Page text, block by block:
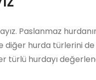
Paslanmaz
diğer hurda türlerini de
türlü hurdayı